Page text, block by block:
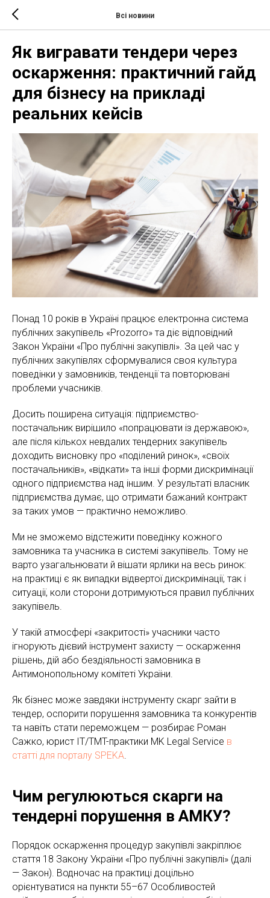
Всі новини
Як вигравати тендери через
оскарження: практичний гайд
для бізнесу на прикладі
реальних кейсів
Понад 10 років в Україні працює електронна система
публічних закупівель «Prozorro» та діє відповідний
Закон України «Про публічні закупівлі». За цей час у
публічних закупівлях сформувалися своя культура
поведінки у замовників, тенденції та повторювані
проблеми учасників.
Досить поширена ситуація: підприємство-
постачальник вирішило «попрацювати із державою»,
але після кількох невдалих тендерних закупівель
доходить висновку про «поділений ринок», «своїх
постачальників», «відкати» та інші форми дискримінації
одного підприємства над іншим. У результаті власник
підприємства думає, що отримати бажаний контракт
за таких умов — практично неможливо.
Ми не зможемо відстежити поведінку кожного
замовника та учасника в системі закупівель. Тому не
варто узагальнювати й вішати ярлики на весь ринок:
на практиці є як випадки відвертої дискримінації, так і
ситуації, коли сторони дотримуються правил публічних
закупівель.
У такій атмосфері «закритості» учасники часто
ігнорують дієвий інструмент захисту — оскарження
рішень, дій або бездіяльності замовника в
Антимонопольному комітеті України.
Як бізнес може завдяки інструменту скарг зайти в
тендер, оспорити порушення замовника та конкурентів
та навіть стати переможцем — розбирає Роман
Сажко, юрист IT/TMT-практики MK Legal Service в
статті для порталу SPEKA.
Чим регулюються скарги на
тендерні порушення в АМКУ?
Порядок оскарження процедур закупівлі закріплює
стаття 18 Закону України «Про публічні закупівлі» (далі
— Закон). Водночас на практиці доцільно
орієнтуватися на пункти 55–67 Особливостей